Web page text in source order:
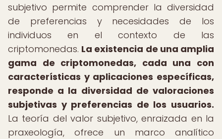
subjetivo permite comprender la diversidad
de preferencias y necesidades de los
individuos en el contexto de las
criptomonedas. La existencia de una amplia
gama de criptomonedas, cada una con
características y aplicaciones específicas,
responde a la diversidad de valoraciones
subjetivas y preferencias de los usuarios.
La teoría del valor subjetivo, enraizada en la
praxeología, ofrece un marco analítico